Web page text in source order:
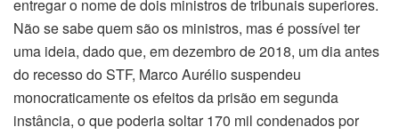
entregar o nome de dois ministros de tribunais superiores.
Não se sabe quem são os ministros, mas é possível ter
uma ideia, dado que, em dezembro de 2018, um dia antes
do recesso do STF, Marco Aurélio suspendeu
monocraticamente os efeitos da prisão em segunda
instância, o que poderia soltar 170 mil condenados por